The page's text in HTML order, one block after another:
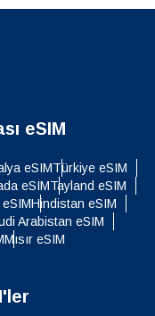
eSIM
eSIMTürkiye eSIM
eSIMTayland eSIM
Hindistan eSIM
Arabistan eSIM
Mısır eSIM